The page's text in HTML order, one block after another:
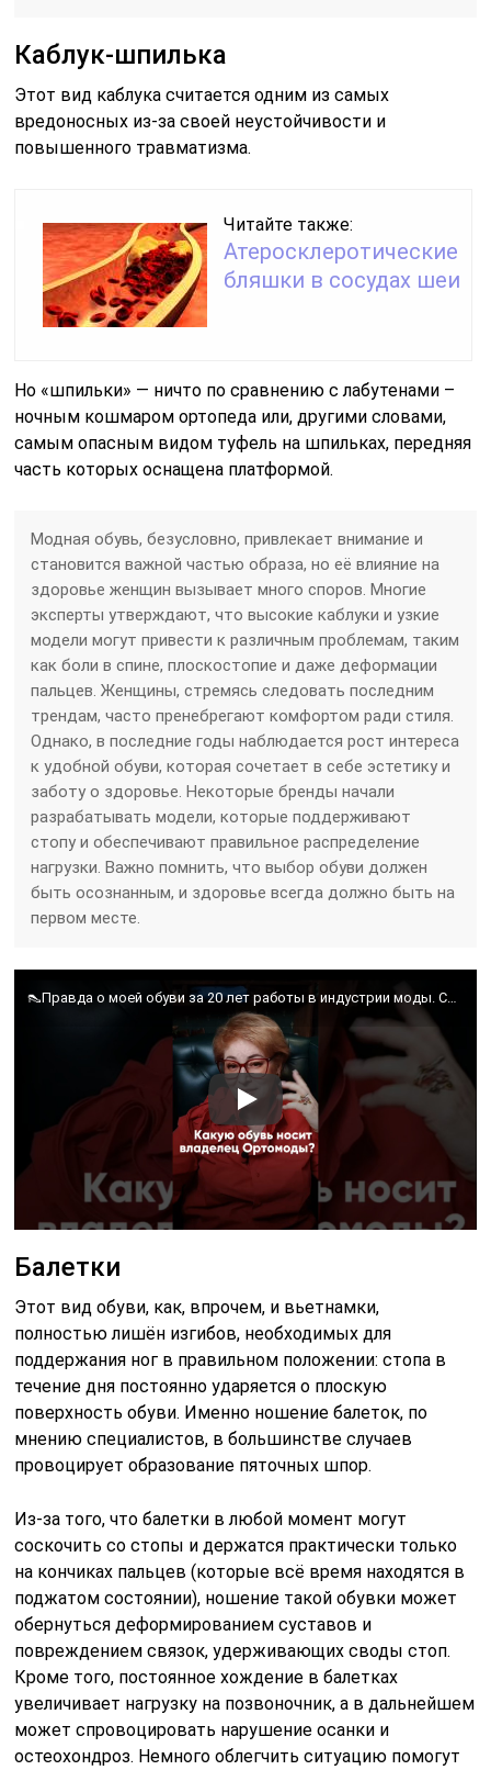
Каблук-шпилька
Этот вид каблука считается одним из самых
вредоносных из-за своей неустойчивости и
повышенного травматизма.
Читайте также:
Атеросклеротические
бляшки в сосудах шеи
Но «шпильки» — ничто по сравнению с лабутенами –
ночным кошмаром ортопеда или, другими словами,
самым опасным видом туфель на шпильках, передняя
часть которых оснащена платформой.
Модная обувь, безусловно, привлекает внимание и
становится важной частью образа, но её влияние на
здоровье женщин вызывает много споров. Многие
эксперты утверждают, что высокие каблуки и узкие
модели могут привести к различным проблемам, таким
как боли в спине, плоскостопие и даже деформации
пальцев. Женщины, стремясь следовать последним
трендам, часто пренебрегают комфортом ради стиля.
Однако, в последние годы наблюдается рост интереса
к удобной обуви, которая сочетает в себе эстетику и
заботу о здоровье. Некоторые бренды начали
разрабатывать модели, которые поддерживают
стопу и обеспечивают правильное распределение
нагрузки. Важно помнить, что выбор обуви должен
быть осознанным, и здоровье всегда должно быть на
первом месте.
Балетки
Этот вид обуви, как, впрочем, и вьетнамки,
полностью лишён изгибов, необходимых для
поддержания ног в правильном положении: стопа в
течение дня постоянно ударяется о плоскую
поверхность обуви. Именно ношение балеток, по
мнению специалистов, в большинстве случаев
провоцирует образование пяточных шпор.
Из-за того, что балетки в любой момент могут
соскочить со стопы и держатся практически только
на кончиках пальцев (которые всё время находятся в
поджатом состоянии), ношение такой обувки может
обернуться деформированием суставов и
повреждением связок, удерживающих своды стоп.
Кроме того, постоянное хождение в балетках
увеличивает нагрузку на позвоночник, а в дальнейшем
может спровоцировать нарушение осанки и
остеохондроз. Немного облегчить ситуацию помогут